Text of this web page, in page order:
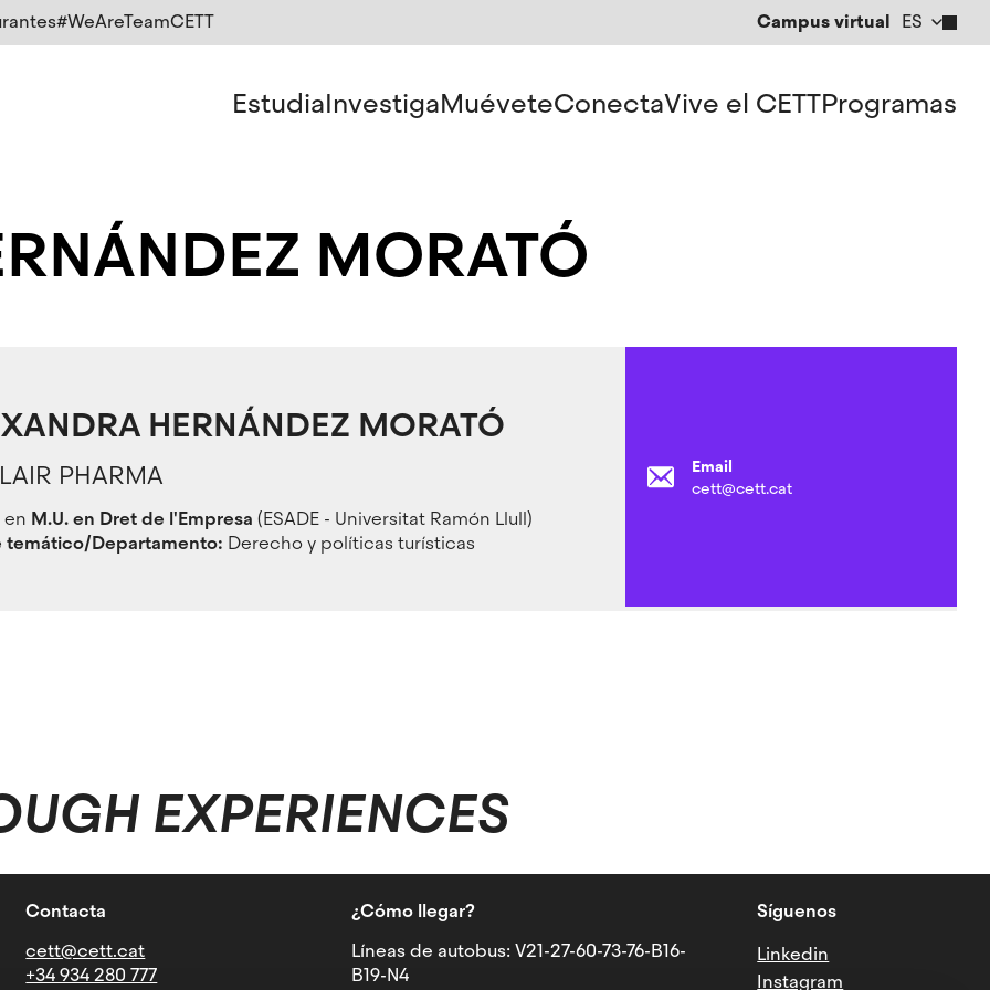
#WeAreTeamCETT Campus virtual ES
CA
EstudiaInvestigaMuéveteConectaVive el CETTProgramas
MORATÓ
HERNÁNDEZ MORATÓ
PHARMA
en M.U. en Dret de l'Empresa (ESADE - Universitat Ramón Llull)
temático/Departamento: Derecho y políticas turísticas
Email
cett@cett.cat
EXPERIENCES
Contacta
cett@cett.cat
+34 934 280 777
¿Cómo llegar?
Líneas de autobus: V21-27-60-73-76-B16-
B19-N4
Síguenos
Linkedin
Instagram